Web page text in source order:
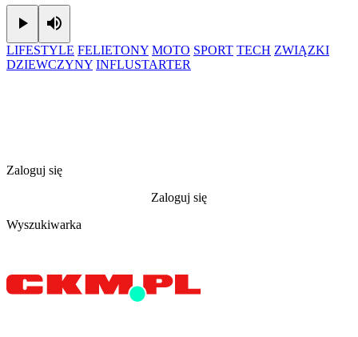
Play
LIFESTYLE FELIETONY MOTO SPORT TECH ZWIĄZKI
DZIEWCZYNY INFLUSTARTER
Zaloguj się
Zaloguj się
Wyszukiwarka